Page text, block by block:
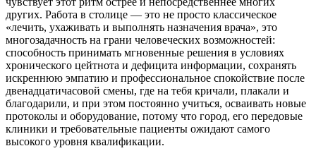
других. Работа в столице — это не просто классическое
«лечить, ухаживать и выполнять назначения врача», это
многозадачность на грани человеческих возможностей:
способность принимать мгновенные решения в условиях
хронического цейтнота и дефицита информации, сохранять
искреннюю эмпатию и профессиональное спокойствие после
двенадцатичасовой смены, где на тебя кричали, плакали и
благодарили, и при этом постоянно учиться, осваивать новые
протоколы и оборудование, потому что город, его передовые
клиники и требовательные пациенты ожидают самого
высокого уровня квалификации.